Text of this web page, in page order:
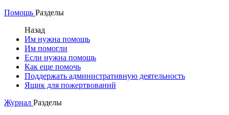
Помощь Разделы
Назад
Им нужна помощь
Им помогли
Если нужна помощь
Как еще помочь
Поддержать административную деятельность
Ящик для пожертвований
Журнал Разделы